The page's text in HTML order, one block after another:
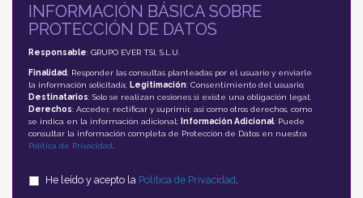
INFORMACIÓN BÁSICA SOBRE
PROTECCIÓN DE DATOS
Responsable: GRUPO EVER TSI, S.L.U.
Finalidad: Responder las consultas planteadas por el usuario y enviarle
la información solicitada; Legitimación: Consentimiento del usuario;
Destinatarios: Solo se realizan cesiones si existe una obligación legal;
Derechos: Acceder, rectificar y suprimir, así como otros derechos, como
se indica en la información adicional;
Información Adicional: Puede
consultar la información completa de Protección de Datos en nuestra
Política de Privacidad
He leído y acepto la Política de Privacidad